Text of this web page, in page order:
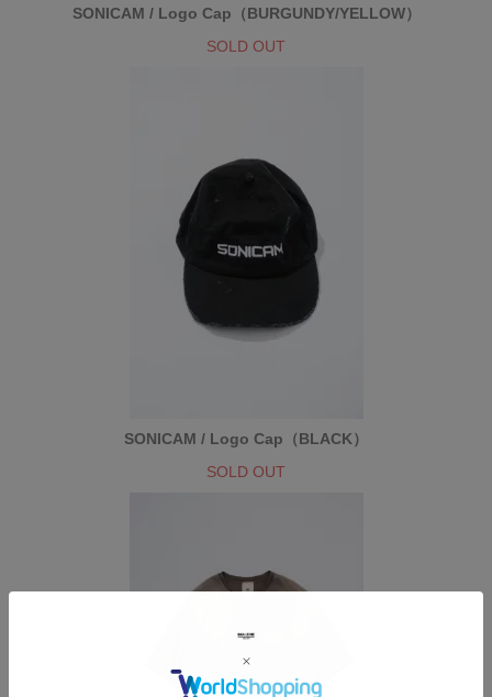
SONICAM / Logo Cap（BURGUNDY/YELLOW）
SOLD OUT
SONICAM / Logo Cap（BLACK）
SOLD OUT